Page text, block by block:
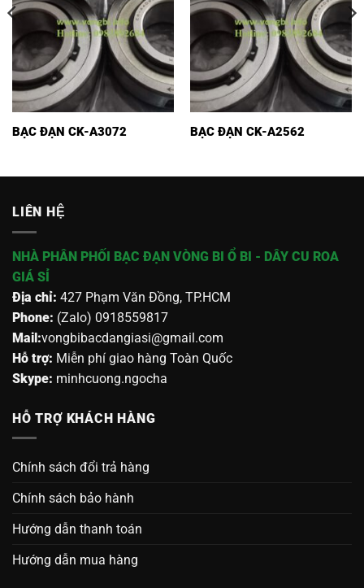
BẠC ĐẠN CK-A3072 BẠC ĐẠN CK-A2562
LIÊN HỆ
NHÀ PHÂN PHỐI BẠC ĐẠN VÒNG BI Ổ BI - DÂY CU ROA
GIÁ SỈ
Địa chỉ: 427 Phạm Văn Đồng, TP.HCM
Phone: (Zalo) 0918559817
Mail:vongbibacdangiasi@gmail.com
Hỗ trợ: Miễn phí giao hàng Toàn Quốc
Skype: minhcuong.ngocha
HỖ TRỢ KHÁCH HÀNG
Chính sách đổi trả hàng
Chính sách bảo hành
Hướng dẫn thanh toán
Hướng dẫn mua hàng